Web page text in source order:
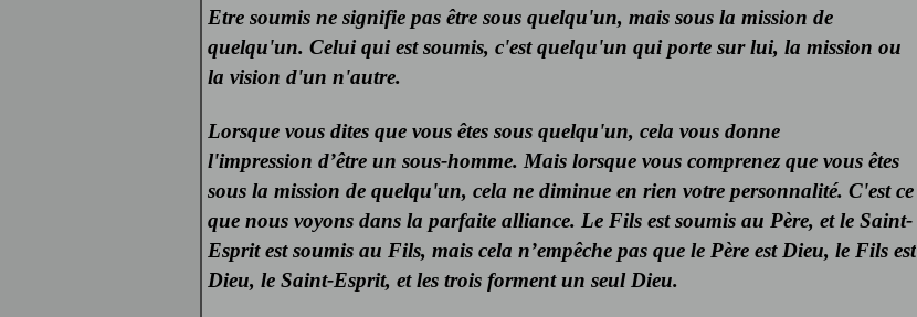
Etre soumis ne signifie pas être sous quelqu'un, mais sous la mission de
quelqu'un. Celui qui est soumis, c'est quelqu'un qui porte sur lui, la mission ou
la vision d'un n'autre.
Lorsque vous dites que vous êtes sous quelqu'un, cela vous donne
l'impression d’être un sous-homme. Mais lorsque vous comprenez que vous êtes
sous la mission de quelqu'un, cela ne diminue en rien votre personnalité. C'est ce
que nous voyons dans la parfaite alliance. Le Fils est soumis au Père, et le Saint-
Esprit est soumis au Fils, mais cela n’empêche pas que le Père est Dieu, le Fils est
Dieu, le Saint-Esprit, et les trois forment un seul Dieu.